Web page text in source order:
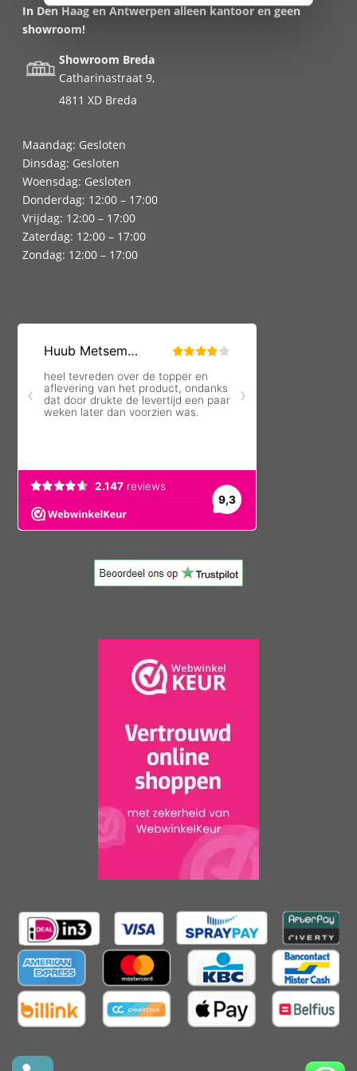
In Den Haag en Antwerpen alleen kantoor en geen
showroom!
Showroom Breda
Catharinastraat 9,
4811 XD Breda
Maandag: Gesloten
Dinsdag: Gesloten
Woensdag: Gesloten
Donderdag: 12:00 – 17:00
Vrijdag: 12:00 – 17:00
Zaterdag: 12:00 – 17:00
Zondag: 12:00 – 17:00